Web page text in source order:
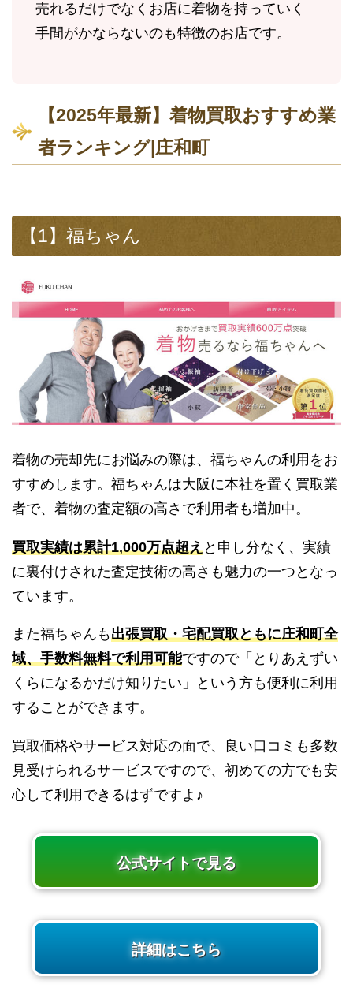
売れるだけでなくお店に着物を持っていく
手間がかならないのも特徴のお店です。
【2025年最新】着物買取おすすめ業
者ランキング|庄和町
【1】福ちゃん
着物の売却先にお悩みの際は、福ちゃんの利用をお
すすめします。福ちゃんは大阪に本社を置く買取業
者で、着物の査定額の高さで利用者も増加中。
買取実績は累計1,000万点超えと申し分なく、実績
に裏付けされた査定技術の高さも魅力の一つとなっ
ています。
また福ちゃんも出張買取・宅配買取ともに庄和町全
域、手数料無料で利用可能ですので「とりあえずい
くらになるかだけ知りたい」という方も便利に利用
することができます。
買取価格やサービス対応の面で、良い口コミも多数
見受けられるサービスですので、初めての方でも安
心して利用できるはずですよ♪
公式サイトで見る
詳細はこちら